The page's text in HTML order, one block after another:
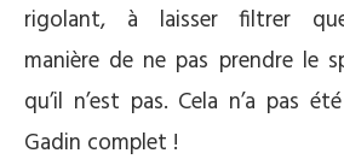
rigolant, à laisser filtrer
manière de ne pas prendre le
qu’il n’est pas. Cela n’a pas
Gadin complet !